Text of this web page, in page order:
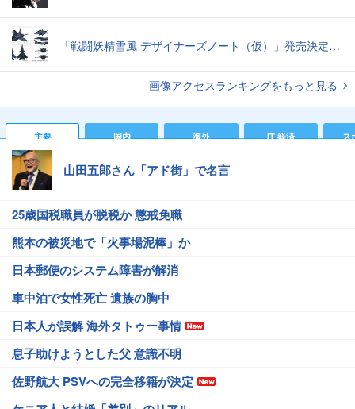
「戦闘妖精雪風 デザイナーズノート（仮）」発売決定スーパーシルフやメイヴといった名機たちの“線”の妙味
画像アクセスランキングをもっと見る
主要 国内 海外 IT 経済 ス
山田五郎さん「アド街」で名言
25歳国税職員が脱税か 懲戒免職
熊本の被災地で「火事場泥棒」か
日本郵便のシステム障害が解消
車中泊で女性死亡 遺族の胸中
日本人が誤解 海外タトゥー事情
息子助けようとした父 意識不明
佐野航大 PSVへの完全移籍が決定